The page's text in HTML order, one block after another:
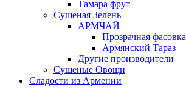
Тамара фрут
Сушеная Зелень
АРМЧАЙ
Прозрачная фасовка
Армянский Тараз
Другие производители
Сушеные Овощи
Сладости из Армении